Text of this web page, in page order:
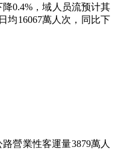
降0.4%，域人员流预计其
均16067萬人次，同比下
營業性客運量3879萬人